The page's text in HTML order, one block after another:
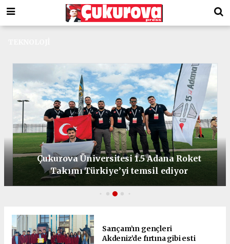
Çukurova Üniversitesi 1.5 Adana Roket
Takımı Türkiye’yi temsil ediyor
Sarıçam’ın gençleri
Akdeniz’de fırtına gibi esti